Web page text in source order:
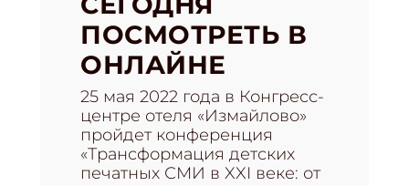
ПОСМОТРЕТЬ В
ОНЛАЙНЕ
25 мая 2022 года в Конгресс-
центре отеля «Измайлово»
пройдет конференция
«Трансформация детских
печатных СМИ в XXI веке: от